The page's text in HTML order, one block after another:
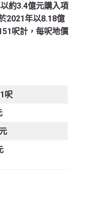
約3.4億元購入項
2021年以8.18億
呎計，每呎地價
呎